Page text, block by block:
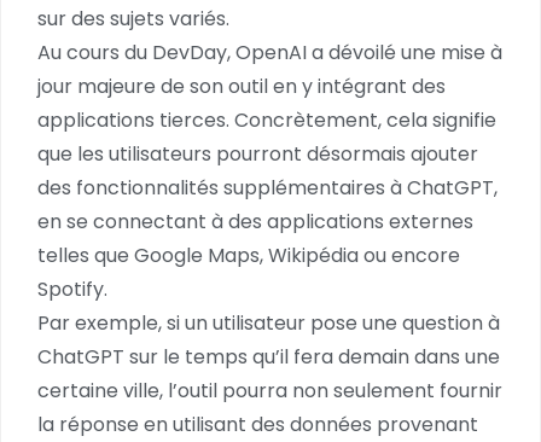
sur des sujets variés.
Au cours du DevDay, OpenAI a dévoilé une mise à
jour majeure de son outil en y intégrant des
applications tierces. Concrètement, cela signifie
que les utilisateurs pourront désormais ajouter
des fonctionnalités supplémentaires à ChatGPT,
en se connectant à des applications externes
telles que Google Maps, Wikipédia ou encore
Spotify.
Par exemple, si un utilisateur pose une question à
ChatGPT sur le temps qu’il fera demain dans une
certaine ville, l’outil pourra non seulement fournir
la réponse en utilisant des données provenant